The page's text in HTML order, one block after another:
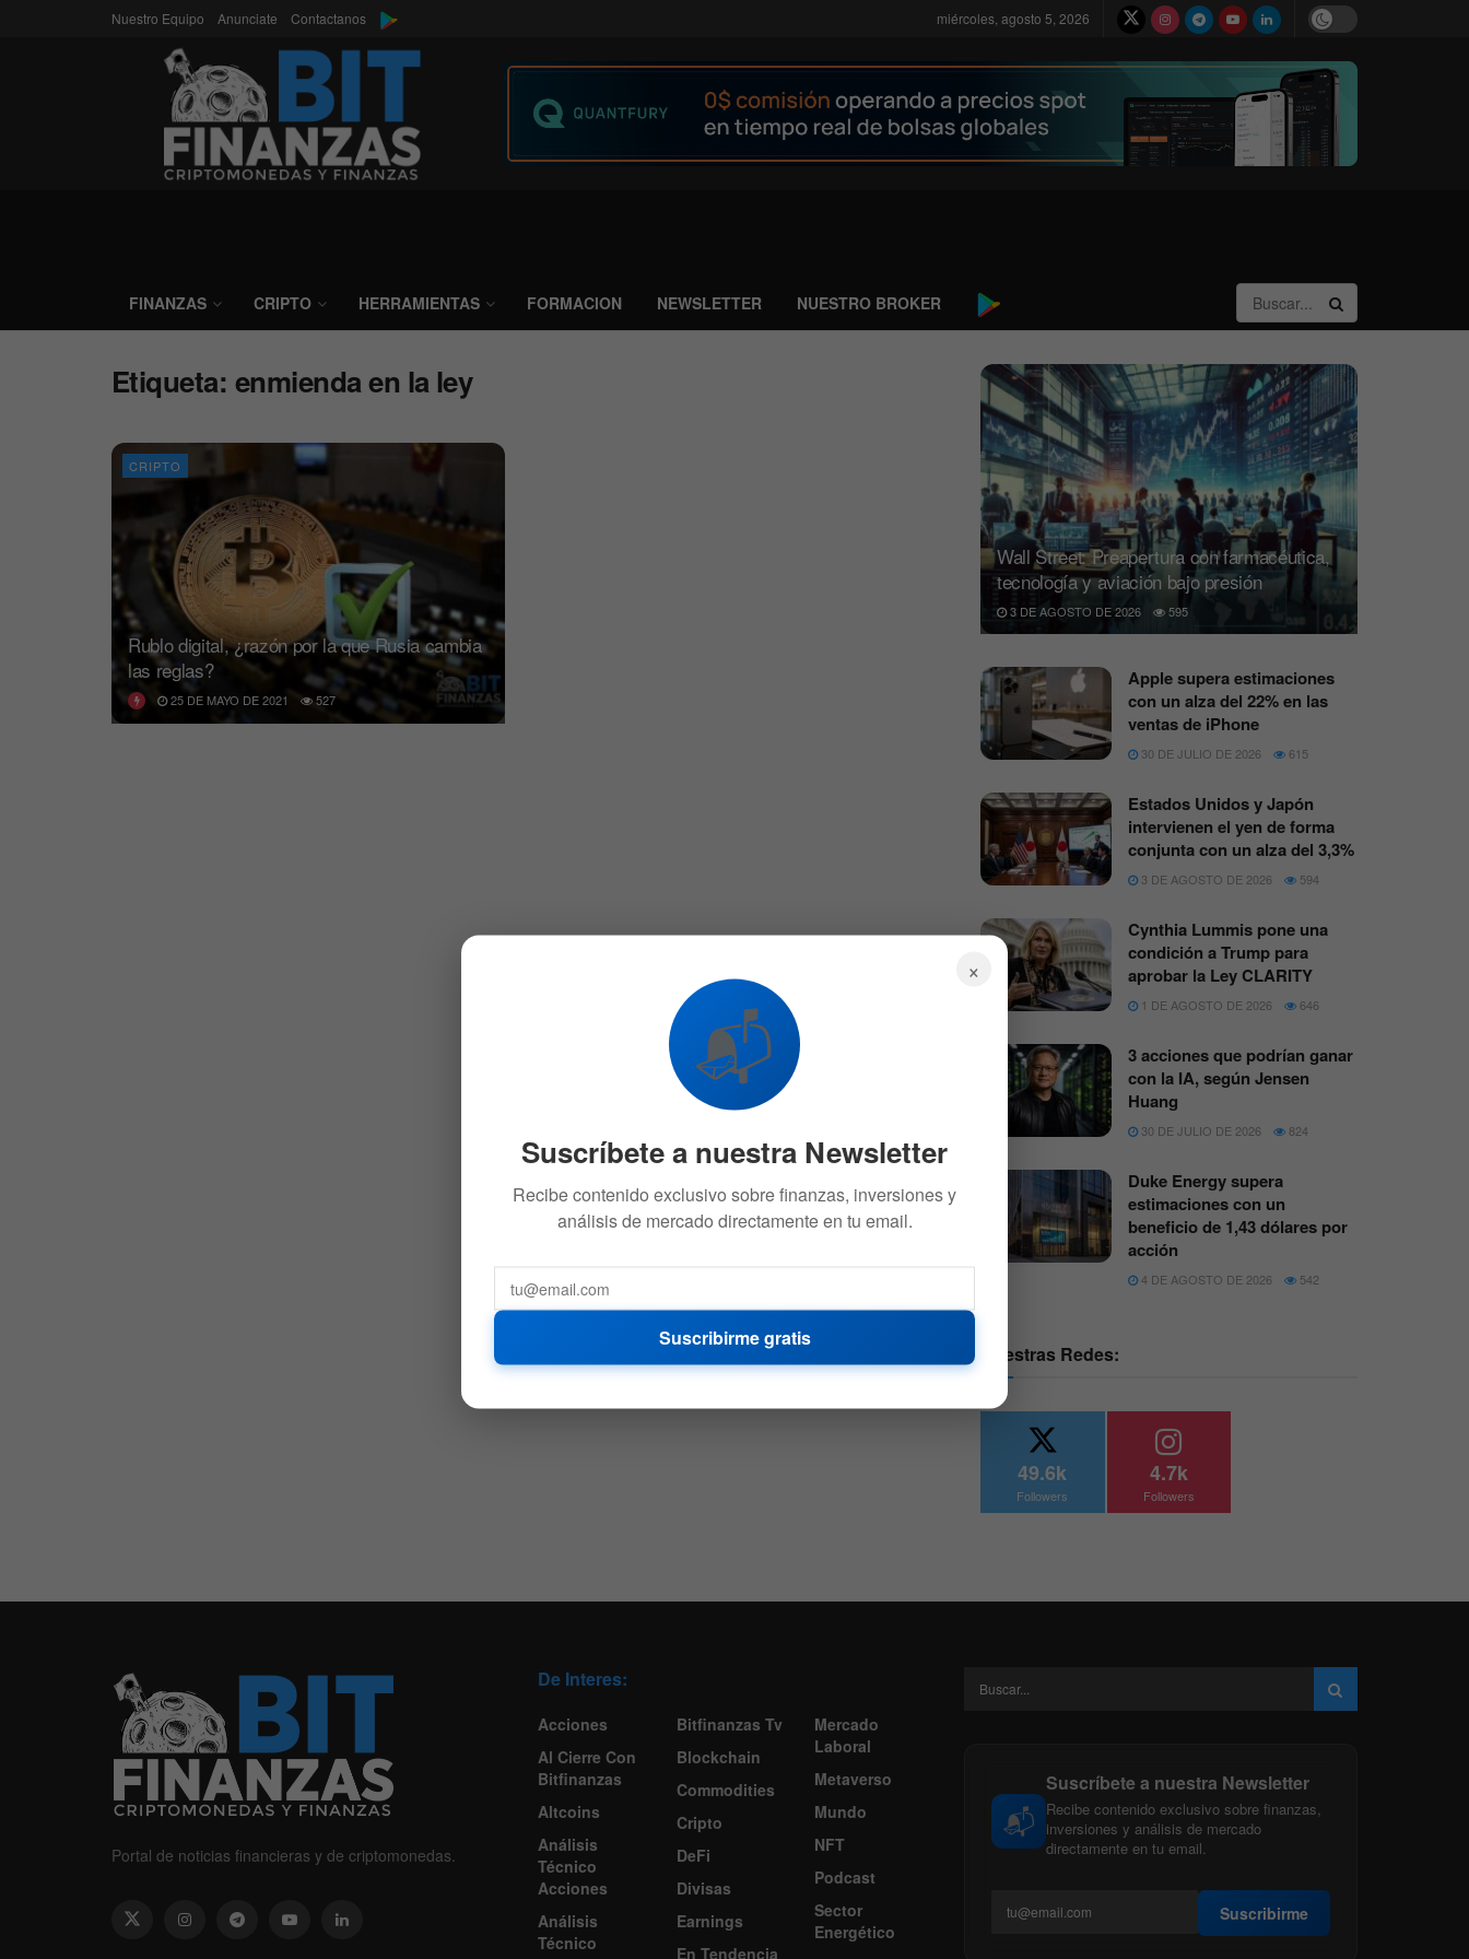
Nuestro Equipo Anunciate Contactanos miércoles, agosto 5, 2026
FINANZAS CRIPTO HERRAMIENTAS FORMACION NEWSLETTER NUESTRO BROKER
Etiqueta: enmienda en la ley
CRIPTO
Rublo digital, ¿razón por la que Rusia cambia
las reglas?
25 DE MAYO DE 2021 527
Wall Street: Preapertura con farmacéutica,
tecnología y aviación bajo presión
3 DE AGOSTO DE 2026 595
Apple supera estimaciones
con un alza del 22% en las
ventas de iPhone
30 DE JULIO DE 2026 615
Estados Unidos y Japón
intervienen el yen de forma
conjunta con un alza del 3,3%
3 DE AGOSTO DE 2026 594
Cynthia Lummis pone una
condición a Trump para
aprobar la Ley CLARITY
1 DE AGOSTO DE 2026 646
3 acciones que podrían ganar
con la IA, según Jensen
Huang
30 DE JULIO DE 2026 824
Duke Energy supera
estimaciones con un
beneficio de 1,43 dólares por
acción
4 DE AGOSTO DE 2026 542
Nuestras Redes:
49.6k
Followers
4.7k
Followers
Portal de noticias financieras y de criptomonedas.
De Interes:
Acciones
Al Cierre Con
Bitfinanzas
Altcoins
Análisis
Técnico
Acciones
Análisis
Técnico
Bitfinanzas Tv
Blockchain
Commodities
Cripto
DeFi
Divisas
Earnings
En Tendencia
Mercado
Laboral
Metaverso
Mundo
NFT
Podcast
Sector
Energético
📬
Suscríbete a nuestra Newsletter
Recibe contenido exclusivo sobre finanzas,
inversiones y análisis de mercado
directamente en tu email.
Suscribirme
×
📬
Suscríbete a nuestra Newsletter
Recibe contenido exclusivo sobre finanzas, inversiones y
análisis de mercado directamente en tu email.
Suscribirme gratis